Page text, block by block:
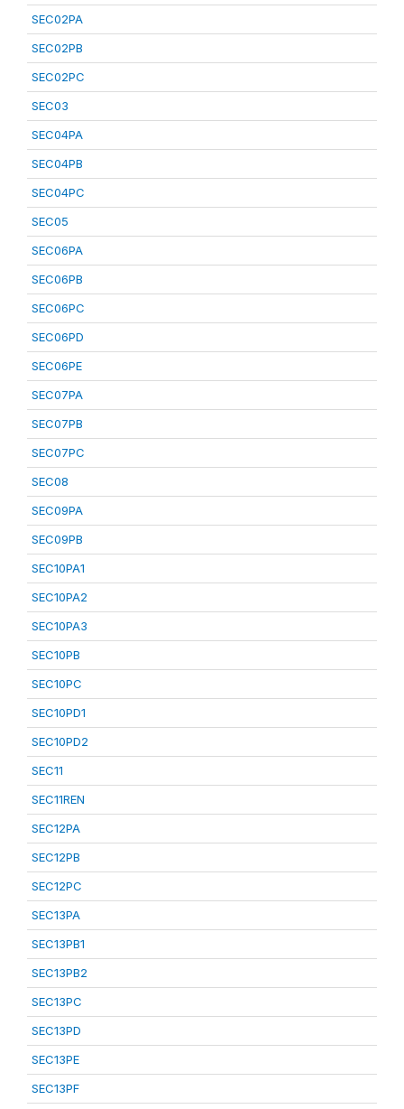
SEC02PA
SEC02PB
SEC02PC
SEC03
SEC04PA
SEC04PB
SEC04PC
SEC05
SEC06PA
SEC06PB
SEC06PC
SEC06PD
SEC06PE
SEC07PA
SEC07PB
SEC07PC
SEC08
SEC09PA
SEC09PB
SEC10PA1
SEC10PA2
SEC10PA3
SEC10PB
SEC10PC
SEC10PD1
SEC10PD2
SEC11
SEC11REN
SEC12PA
SEC12PB
SEC12PC
SEC13PA
SEC13PB1
SEC13PB2
SEC13PC
SEC13PD
SEC13PE
SEC13PF